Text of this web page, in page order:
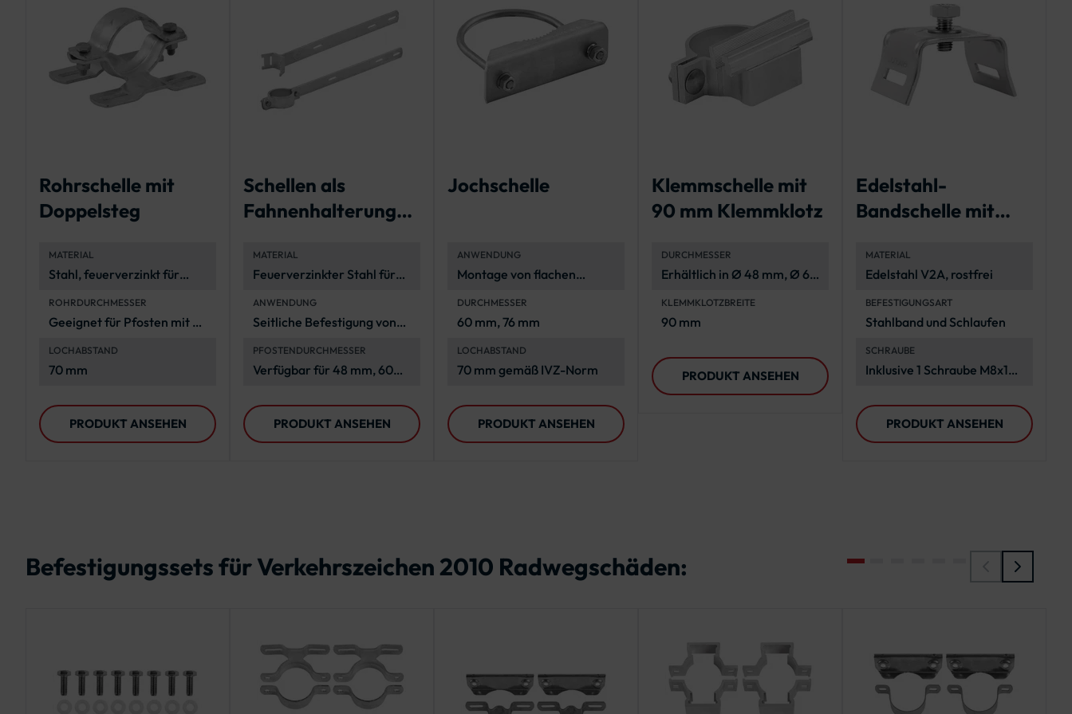
Rohrschelle mit
Doppelsteg
MATERIAL
Stahl, feuerverzinkt für
ROHRDURCHMESSER
Geeignet für Pfosten mit Ø
LOCHABSTAND
70 mm
PRODUKT ANSEHEN
Schellen als
Fahnenhalterung
Verkehrszeichen
MATERIAL
Feuerverzinkter Stahl für
ANWENDUNG
Seitliche Befestigung von
PFOSTENDURCHMESSER
Verfügbar für 48 mm, 60
Pfosten
PRODUKT ANSEHEN
Jochschelle
ANWENDUNG
Montage von flachen
DURCHMESSER
60 mm, 76 mm
LOCHABSTAND
70 mm gemäß IVZ-Norm
PRODUKT ANSEHEN
Klemmschelle mit
90 mm Klemmklotz
DURCHMESSER
Erhältlich in Ø 48 mm, Ø 60
KLEMMKLOTZBREITE
90 mm
PRODUKT ANSEHEN
Edelstahl-
Bandschelle mit
Schenkeln
MATERIAL
Edelstahl V2A, rostfrei
BEFESTIGUNGSART
Stahlband und Schlaufen
SCHRAUBE
Inklusive 1 Schraube M8x16
PRODUKT ANSEHEN
Befestigungssets für Verkehrszeichen 2010 Radwegschäden: